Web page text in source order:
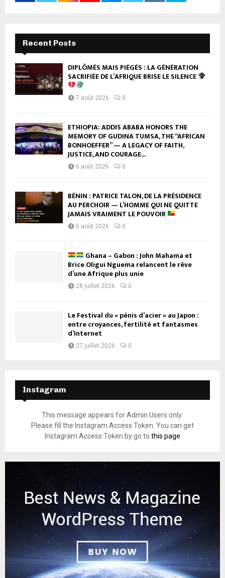
Recent Posts
DIPLÔMÉS MAIS PIÉGÉS : LA GÉNÉRATION
SACRIFIÉE DE L’AFRIQUE BRISE LE SILENCE
7 août 2026 0
ETHIOPIA: ADDIS ABABA HONORS THE
MEMORY OF GUDINA TUMSA, THE “AFRICAN
BONHOEFFER” — A LEGACY OF FAITH,
JUSTICE, AND COURAGE...
6 août 2026 0
BÉNIN : PATRICE TALON, DE LA PRÉSIDENCE
AU PERCHOIR — L’HOMME QUI NE QUITTE
JAMAIS VRAIMENT LE POUVOIR
6 août 2026 0
Ghana – Gabon : John Mahama et
Brice Oligui Nguema relancent le rêve
d’une Afrique plus unie
28 juillet 2026 0
Le Festival du « pénis d’acier » au Japon :
entre croyances, fertilité et fantasmes
d’Internet
27 juillet 2026 0
Instagram
This message appears for Admin Users only:
Please fill the Instagram Access Token. You can get
Instagram Access Token by go to this page